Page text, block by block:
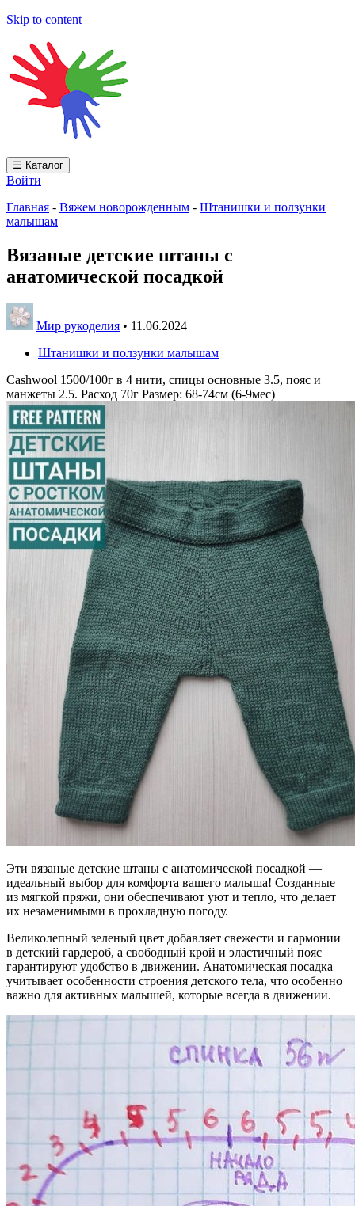
Skip to content
☰ Каталог
Войти
Главная - Вяжем новорожденным - Штанишки и ползунки
малышам
Вязаные детские штаны с
анатомической посадкой
Мир рукоделия • 11.06.2024
Штанишки и ползунки малышам
Cashwool 1500/100г в 4 нити, спицы основные 3.5, пояс и
манжеты 2.5. Расход 70г Размер: 68-74см (6-9мес)
Эти вязаные детские штаны с анатомической посадкой —
идеальный выбор для комфорта вашего малыша! Созданные
из мягкой пряжи, они обеспечивают уют и тепло, что делает
их незаменимыми в прохладную погоду.
Великолепный зеленый цвет добавляет свежести и гармонии
в детский гардероб, а свободный крой и эластичный пояс
гарантируют удобство в движении. Анатомическая посадка
учитывает особенности строения детского тела, что особенно
важно для активных малышей, которые всегда в движении.